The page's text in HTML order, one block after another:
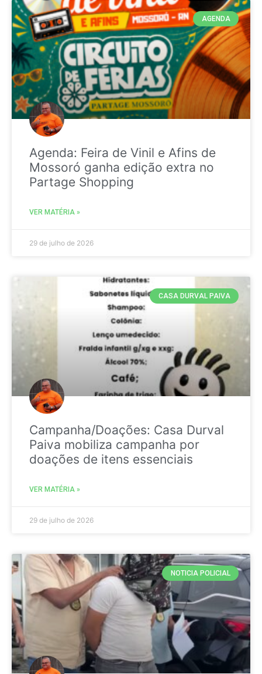
AGENDA
Agenda: Feira de Vinil e Afins de
Mossoró ganha edição extra no
Partage Shopping
VER MATÉRIA »
29 de julho de 2026
CASA DURVAL PAIVA
Campanha/Doações: Casa Durval
Paiva mobiliza campanha por
doações de itens essenciais
VER MATÉRIA »
29 de julho de 2026
NOTICIA POLICIAL